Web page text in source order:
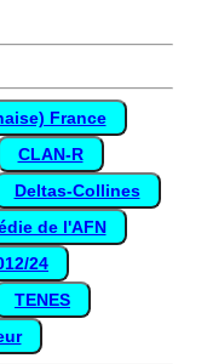
France
CLAN-R
Deltas-Collines
de l'AFN
24
TENES